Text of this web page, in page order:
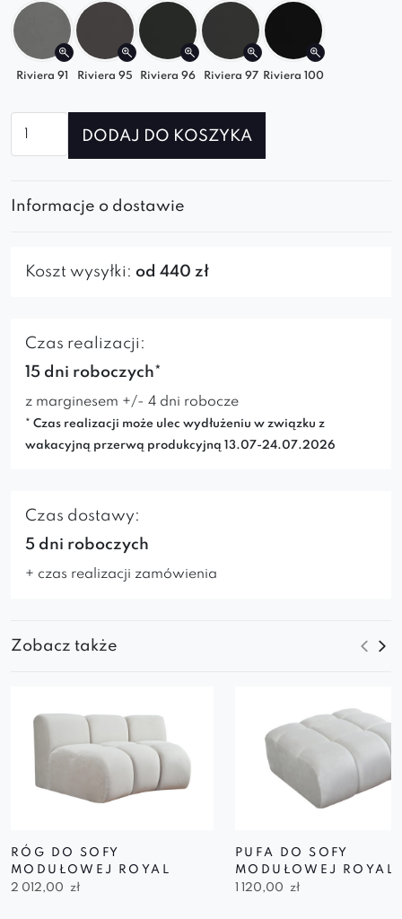
Riviera 91 Riviera 95 Riviera 96 Riviera 97 Riviera 100
SL+R+R+SP
DODAJ DO KOSZYKA
Informacje o dostawie
Koszt wysyłki: od 440 zł
Czas realizacji:
15 dni roboczych*
z marginesem +/- 4 dni robocze
* Czas realizacji może ulec wydłużeniu w związku z
wakacyjną przerwą produkcyjną 13.07-24.07.2026
Czas dostawy:
5 dni roboczych
+ czas realizacji zamówienia
Zobacz także
RÓG DO SOFY
MODUŁOWEJ ROYAL
2 012,00
zł
PUFA DO SOFY
MODUŁOWEJ ROYAL
1 120,00
zł